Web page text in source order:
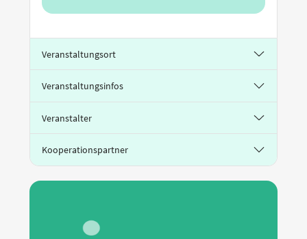
Veranstaltungsort
Veranstaltungsinfos
Veranstalter
Kooperationspartner